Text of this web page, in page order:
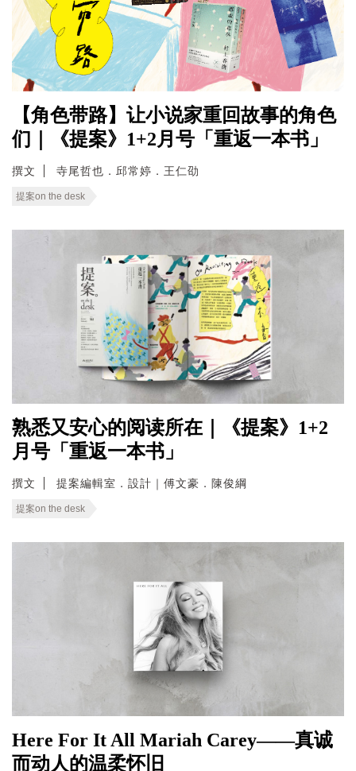
【角色带路】让小说家重回故事的角色
们｜《提案》1+2月号「重返一本书」
撰文 寺尾哲也．邱常婷．王仁劭
提案on the desk
熟悉又安心的阅读所在｜《提案》1+2
月号「重返一本书」
撰文 提案編輯室．設計｜傅文豪．陳俊綱
提案on the desk
Here For It All Mariah Carey——真诚
而动人的温柔怀旧